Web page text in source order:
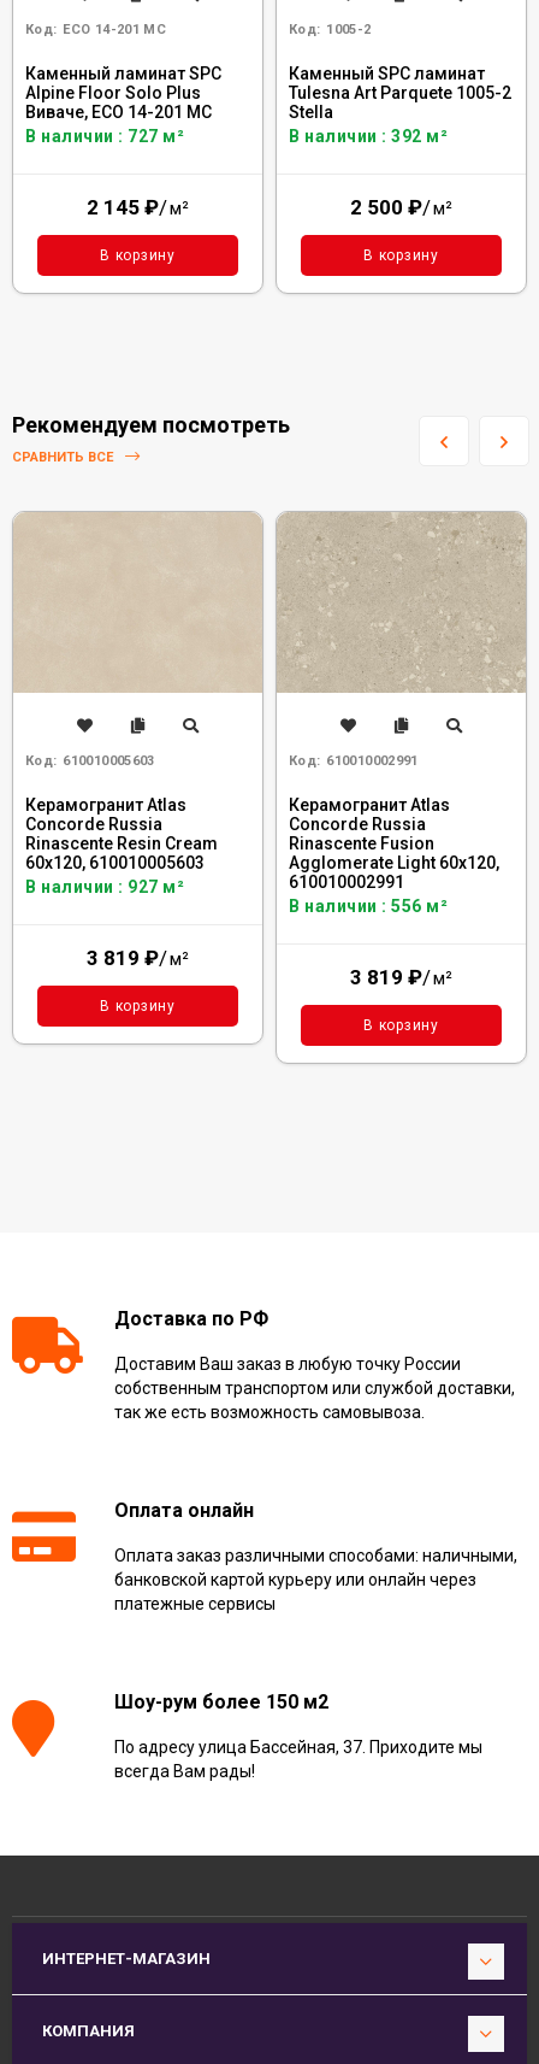
Код: ECO 14-201 MC
Каменный ламинат SPC
Alpine Floor Solo Plus
Виваче, ЕСО 14-201 MC
В наличии : 727 м²
2 145 ₽/м²
В корзину
Код: 1005-2
Каменный SPC ламинат
Tulesna Art Parquete 1005-2
Stella
В наличии : 392 м²
2 500 ₽/м²
В корзину
Рекомендуем посмотреть
СРАВНИТЬ ВСЕ
Код: 610010005603
Керамогранит Atlas
Concorde Russia
Rinascente Resin Cream
60x120, 610010005603
В наличии : 927 м²
3 819 ₽/м²
В корзину
Код: 610010002991
Керамогранит Atlas
Concorde Russia
Rinascente Fusion
Agglomerate Light 60x120,
610010002991
В наличии : 556 м²
3 819 ₽/м²
В корзину
Доставка по РФ
Доставим Ваш заказ в любую точку России
собственным транспортом или службой доставки,
так же есть возможность самовывоза.
Оплата онлайн
Оплата заказ различными способами: наличными,
банковской картой курьеру или онлайн через
платежные сервисы
Шоу-рум более 150 м2
По адресу улица Бассейная, 37. Приходите мы
всегда Вам рады!
ИНТЕРНЕТ-МАГАЗИН
КОМПАНИЯ